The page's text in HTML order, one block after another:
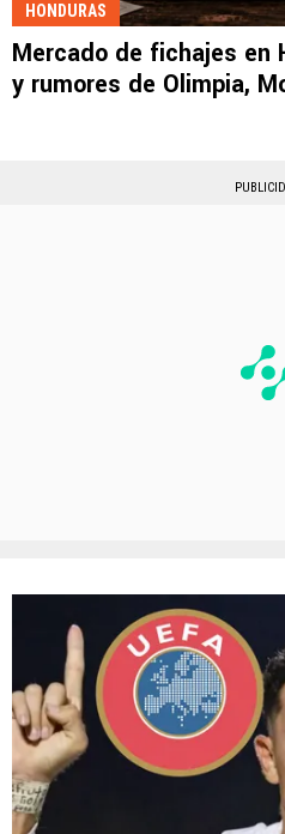
HONDURAS
Mercado de fichajes en
y rumores de Olimpia,